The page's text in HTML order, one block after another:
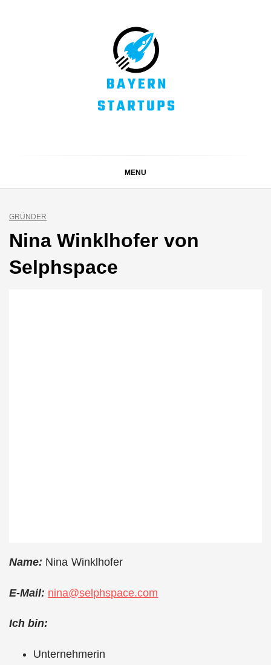
MENU
GRÜNDER
Nina Winklhofer von
Selphspace
Name: Nina Winklhofer
E-Mail: nina@selphspace.com
Ich bin:
Unternehmerin